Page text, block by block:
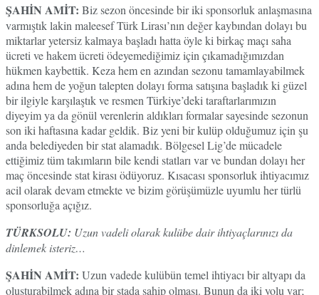
ŞAHİN AMİT: Biz sezon öncesinde bir iki sponsorluk anlaşmasına
varmıştık lakin maleesef Türk Lirası’nın değer kaybından dolayı bu
miktarlar yetersiz kalmaya başladı hatta öyle ki birkaç maçı saha
ücreti ve hakem ücreti ödeyemediğimiz için çıkamadığımızdan
hükmen kaybettik. Keza hem en azından sezonu tamamlayabilmek
adına hem de yoğun talepten dolayı forma satışına başladık ki güzel
bir ilgiyle karşılaştık ve resmen Türkiye’deki taraftarlarımızın
diyeyim ya da gönül verenlerin aldıkları formalar sayesinde sezonun
son iki haftasına kadar geldik. Biz yeni bir kulüp olduğumuz için şu
anda belediyeden bir stat alamadık. Bölgesel Lig’de mücadele
ettiğimiz tüm takımların bile kendi statları var ve bundan dolayı her
maç öncesinde stat kirası ödüyoruz. Kısacası sponsorluk ihtiyacımız
acil olarak devam etmekte ve bizim görüşümüzle uyumlu her türlü
sponsorluğa açığız.
TÜRKSOLU: Uzun vadeli olarak kulübe dair ihtiyaçlarınızı da
dinlemek isteriz…
ŞAHİN AMİT: Uzun vadede kulübün temel ihtiyacı bir altyapı da
oluşturabilmek adına bir stada sahip olması. Bunun da iki yolu var;